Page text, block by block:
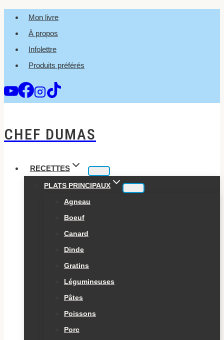
Aller
contenu
Mon livre
À propos
Infolettre
Produits préférés
CHEF DUMAS
RECETTES
PLATS PRINCIPAUX
Agneau
Boeuf
Canard
Dinde
Gratins
Légumineuses
Pâtes
Poissons
Porc